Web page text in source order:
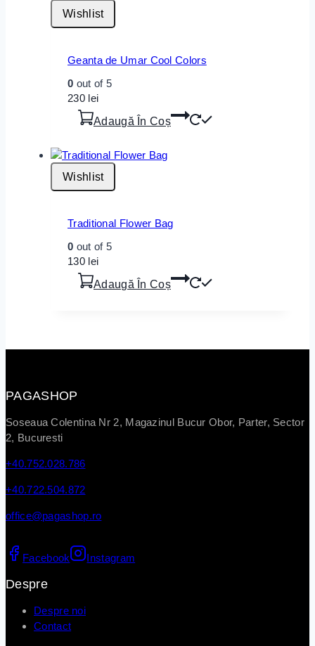
Wishlist
Geanta de Umar Cool Colors
0 out of 5
230 lei
Adaugă În Coș
Wishlist
Traditional Flower Bag
0 out of 5
130 lei
Adaugă În Coș
PAGASHOP
Soseaua Colentina Nr 2, Magazinul Bucur Obor, Parter, Sector
2, Bucuresti
+40.752.028.786
+40.722.504.872
office@pagashop.ro
Facebook Instagram
Despre
Despre noi
Contact